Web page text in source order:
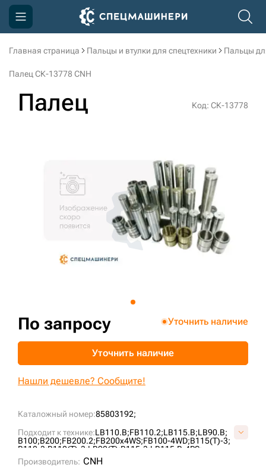
Главная страница Пальцы и втулки для спецтехники Пальцы
Палец СК-13778 CNH
Палец Код: СК-13778
Каталожный номер:85803192;
Подходит к технике:LB110.B;FB110.2;LB115.B;LB90.B;
B100;B200;FB200.2;FB200x4WS;FB100-4WD;B115(T)-3;
B110-3;B110(T)-3;LB90(T);B115-3;LB115.B-4PS;
LB95-4PT;
FB100.R;
Производитель: CNH
По запросу Уточнить наличие
Уточнить наличие
Нашли дешевле? Сообщите!
Компания
Доставка и оплата
3D тур по производству
3D тур по складам
sksale@skdst.ru